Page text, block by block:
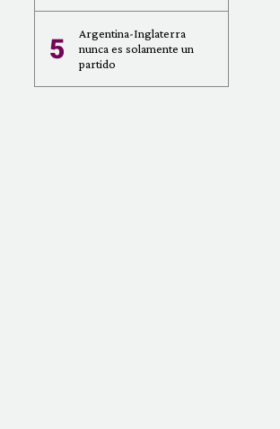
5
Argentina-Inglaterra
nunca es solamente un
partido